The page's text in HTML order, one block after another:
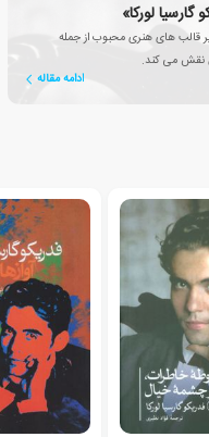
لورکا»
قالب های هنری محبوب از جمله
نقش می کند.
ادامه مقاله